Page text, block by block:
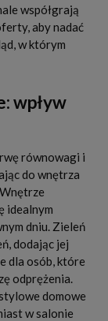
współgrają
aby nadać
w którym
wpływ
równowagi i
do wnętrza
idealnym
dniu. Zieleń
dodając jej
dla osób, które
odprężenia.
domowe
w salonie